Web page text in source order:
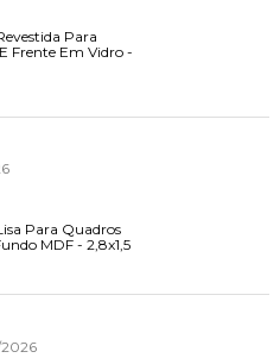
Para
Frente Em Vidro -
Para Quadros
MDF - 2,8x1,5